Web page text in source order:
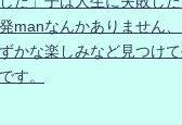
manなんかありません、
かな楽しみなど見つけ
す。